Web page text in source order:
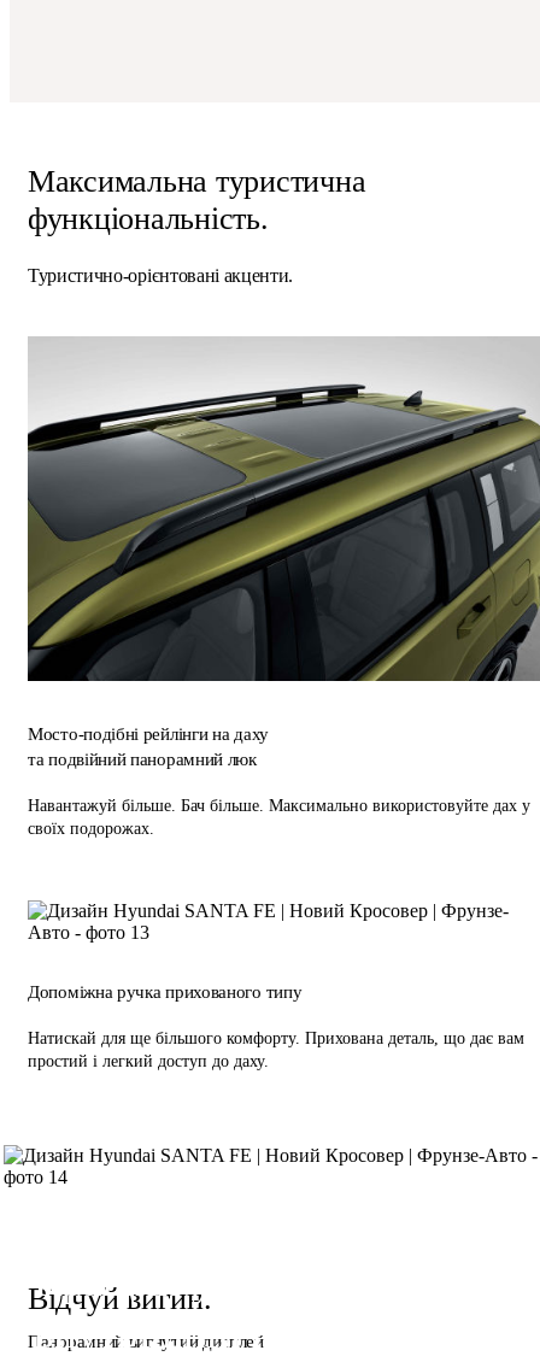
Максимальна туристична
функціональність.
Туристично-орієнтовані акценти.
Мосто-подібні рейлінги на даху
та подвійний панорамний люк
Навантажуй більше. Бач більше. Максимально використовуйте дах у
своїх подорожах.
Допоміжна ручка прихованого типу
Натискай для ще більшого комфорту. Прихована деталь, що дає вам
простий і легкий доступ до даху.
Кращий у своєму класі
внутрішній простір.
Відчуй вигин.
Панорамний вигнутий дисплей